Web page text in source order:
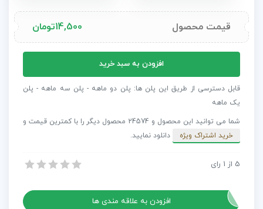
قیمت محصول 14,500تومان
پیام
تبریک
MoGraph
عدد
افزودن به سبد خرید
قابل دسترسی از طریق این پلن ها: پلن دو ماهه - پلن سه ماهه - پلن
یک ماهه
شما می توانید این محصول و 24574 محصول دیگر را با کمترین قیمت و
خرید اشتراک ویژه
دانلود نمایید.
پروژه افترافکت پیام تبریک جشن MoGraph
5 از 1 رای
افزودن به علاقه مندی ها